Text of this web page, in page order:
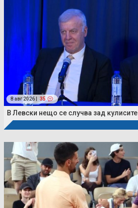
8 авг 2026 | 35
В Левски нещо се случва зад кулисите